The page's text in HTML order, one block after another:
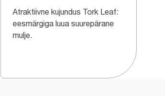
Atraktiivne kujundus Tork Leaf:
eesmärgiga luua suurepärane
mulje.